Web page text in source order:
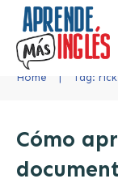
Home | Tag:
Cómo